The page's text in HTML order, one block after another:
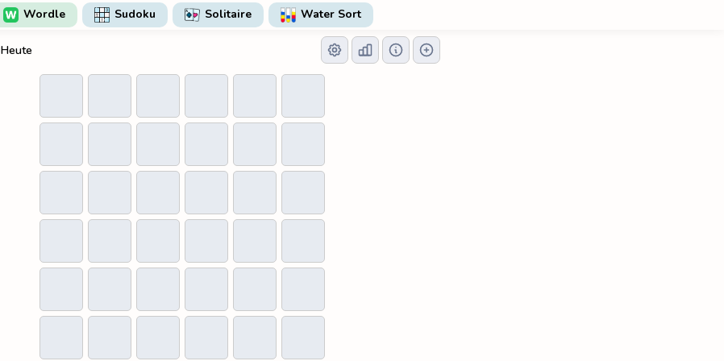
Wordle Sudoku Solitaire Water Sort
Heute